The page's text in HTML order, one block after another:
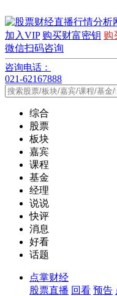
加入VIP 购买财富密钥 购
微信扫码咨询
咨询电话：
021-62167888
综合
股票
板块
嘉宾
课程
基金
经理
说说
快评
消息
好看
话题
点掌财经
股票直播 回看 预告